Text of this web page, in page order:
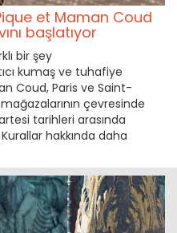
et Maman Coud
başlatıyor
bir şey
kumaş ve tuhafiye
Coud, Paris ve Saint-
çevresinde
tarihleri arasında
hakkında daha